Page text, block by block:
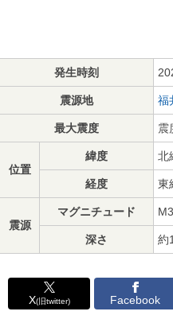
発生時刻
震源地 福
最大震度 震
位置
緯度 北
経度 東
震源
マグニチュード
深さ 約
X(旧twitter) Facebook